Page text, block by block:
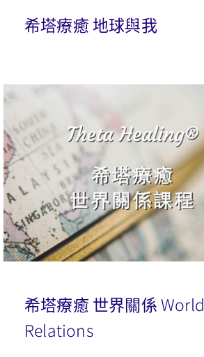
希塔療癒 地球與我
希塔療癒 世界關係 World
Relations